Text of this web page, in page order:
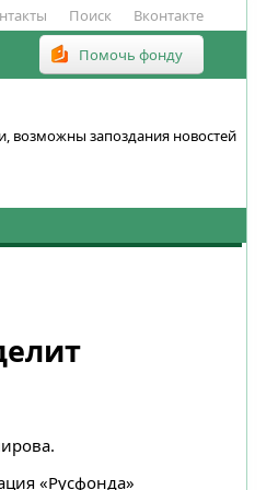
Поиск Вконтакте
Помочь фонду
возможны запоздания новостей
«Русфонда»